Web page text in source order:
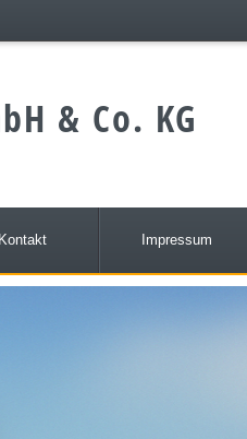
& Co. KG
Kontakt Impressum